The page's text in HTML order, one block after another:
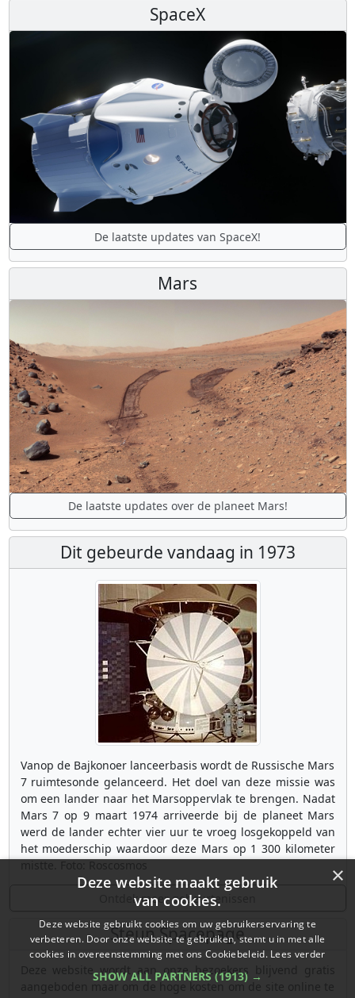
SpaceX
De laatste updates van SpaceX!
Mars
De laatste updates over de planeet Mars!
Dit gebeurde vandaag in 1973
Vanop de Bajkonoer lanceerbasis wordt de Russische Mars
7 ruimtesonde gelanceerd. Het doel van deze missie was
om een lander naar het Marsoppervlak te brengen. Nadat
Mars 7 op 9 maart 1974 arriveerde bij de planeet Mars
werd de lander echter vier uur te vroeg losgekoppeld van
het moederschip waardoor deze Mars op 1 300 kilometer
Ontdek meer gebeurtenissen
Steun Spacepage
Deze website wordt aan onze bezoekers blijvend gratis
aangeboden maar om de hoge kosten om de site online te
×
Deze website maakt gebruik
van cookies.
Deze website gebruikt cookies om uw gebruikerservaring te
verbeteren. Door onze website te gebruiken, stemt u in met alle
cookies in overeenstemming met ons Cookiebeleid. Lees verder
SHOW ALL PARTNERS (1913) →